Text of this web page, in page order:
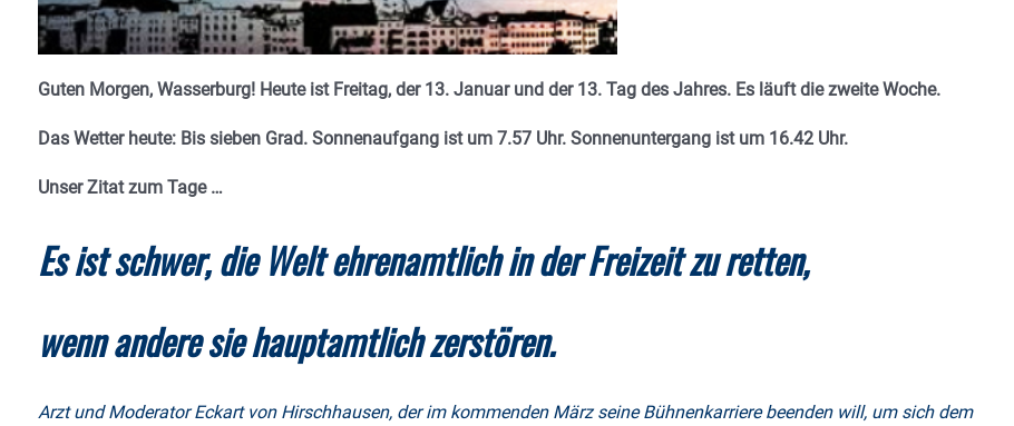
Guten Morgen, Wasserburg! Heute ist Freitag, der 13. Januar und der 13. Tag des Jahres. Es läuft die zweite Woche.
Das Wetter heute: Bis sieben Grad. Sonnenaufgang ist um 7.57 Uhr. Sonnenuntergang ist um 16.42 Uhr.
Unser Zitat zum Tage …
Es ist schwer, die Welt ehrenamtlich in der Freizeit zu retten,
wenn andere sie hauptamtlich zerstören.
Arzt und Moderator Eckart von Hirschhausen, der im kommenden März seine Bühnenkarriere beenden will, um sich dem